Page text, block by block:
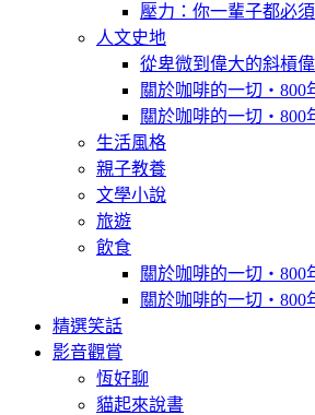
壓力：你一輩子都必
人文史地
從卑微到偉大的斜槓
關於咖啡的一切‧800
關於咖啡的一切‧800
生活風格
親子教養
文學小說
旅遊
飲食
關於咖啡的一切‧800
關於咖啡的一切‧800
精選笑話
影音觀賞
恆好聊
貓起來說書